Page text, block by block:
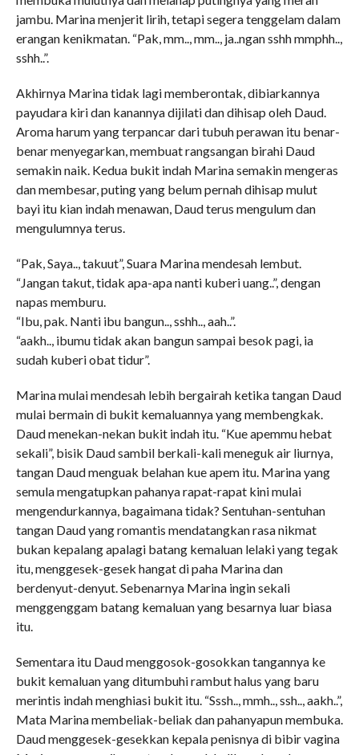
jambu. Marina menjerit lirih, tetapi segera tenggelam dalam
erangan kenikmatan. “Pak, mm.., mm.., ja..ngan sshh mmphh..,
sshh..”.
Akhirnya Marina tidak lagi memberontak, dibiarkannya
payudara kiri dan kanannya dijilati dan dihisap oleh Daud.
Aroma harum yang terpancar dari tubuh perawan itu benar-
benar menyegarkan, membuat rangsangan birahi Daud
semakin naik. Kedua bukit indah Marina semakin mengeras
dan membesar, puting yang belum pernah dihisap mulut
bayi itu kian indah menawan, Daud terus mengulum dan
mengulumnya terus.
“Pak, Saya.., takuut”, Suara Marina mendesah lembut.
“Jangan takut, tidak apa-apa nanti kuberi uang..”, dengan
napas memburu.
“Ibu, pak. Nanti ibu bangun.., sshh.., aah..”.
“aakh.., ibumu tidak akan bangun sampai besok pagi, ia
sudah kuberi obat tidur”.
Marina mulai mendesah lebih bergairah ketika tangan Daud
mulai bermain di bukit kemaluannya yang membengkak.
Daud menekan-nekan bukit indah itu. “Kue apemmu hebat
sekali”, bisik Daud sambil berkali-kali meneguk air liurnya,
tangan Daud menguak belahan kue apem itu. Marina yang
semula mengatupkan pahanya rapat-rapat kini mulai
mengendurkannya, bagaimana tidak? Sentuhan-sentuhan
tangan Daud yang romantis mendatangkan rasa nikmat
bukan kepalang apalagi batang kemaluan lelaki yang tegak
itu, menggesek-gesek hangat di paha Marina dan
berdenyut-denyut. Sebenarnya Marina ingin sekali
menggenggam batang kemaluan yang besarnya luar biasa
itu.
Sementara itu Daud menggosok-gosokkan tangannya ke
bukit kemaluan yang ditumbuhi rambut halus yang baru
merintis indah menghiasi bukit itu. “Sssh.., mmh.., ssh.., aakh..”,
Mata Marina membeliak-beliak dan pahanyapun membuka.
Daud menggesek-gesekkan kepala penisnya di bibir vagina